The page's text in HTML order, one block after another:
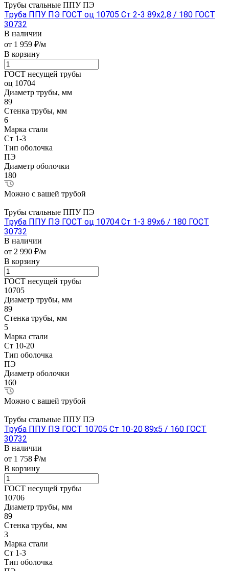
Трубы стальные ППУ ПЭ
Труба ППУ ПЭ ГОСТ оц 10705 Ст 2-3 89x2,8 / 180 ГОСТ
30732
В наличии
от 1 959 ₽/м
В корзину
ГОСТ несущей трубы
оц 10704
Диаметр трубы, мм
89
Стенка трубы, мм
6
Марка стали
Ст 1-3
Тип оболочка
ПЭ
Диаметр оболочки
180
Можно с вашей трубой
Трубы стальные ППУ ПЭ
Труба ППУ ПЭ ГОСТ оц 10704 Ст 1-3 89x6 / 180 ГОСТ
30732
В наличии
от 2 990 ₽/м
В корзину
ГОСТ несущей трубы
10705
Диаметр трубы, мм
89
Стенка трубы, мм
5
Марка стали
Ст 10-20
Тип оболочка
ПЭ
Диаметр оболочки
160
Можно с вашей трубой
Трубы стальные ППУ ПЭ
Труба ППУ ПЭ ГОСТ 10705 Ст 10-20 89x5 / 160 ГОСТ
30732
В наличии
от 1 758 ₽/м
В корзину
ГОСТ несущей трубы
10706
Диаметр трубы, мм
89
Стенка трубы, мм
3
Марка стали
Ст 1-3
Тип оболочка